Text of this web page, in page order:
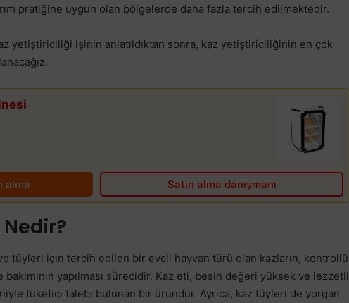
pratiğine uygun olan bölgelerde daha fazla tercih edilmektedir.
yetiştiriciliği işinin anlatıldıktan sonra, kaz yetiştiriciliğinin en çok
Satın alma danışmanı
alma
tüyleri için tercih edilen bir evcil hayvan türü olan kazların, kontrollü
yapılması sürecidir. Kaz eti, besin değeri yüksek ve lezzetli
tüketici talebi bulunan bir üründür. Ayrıca, kaz tüyleri de yorgan